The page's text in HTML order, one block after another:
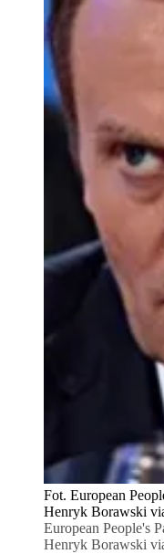
Fot. European
Henryk Borawski
European People's
Henryk Borawski